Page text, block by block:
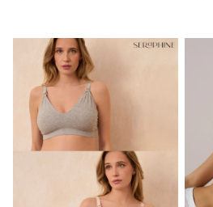
All Holiday Shop
Tops
Dresses
Shorts
Skirts
Sandals & Sliders
Rash Vests
Sun Safe Swimwear
Sun Hats & Caps
Denim Jackets
Raincoats